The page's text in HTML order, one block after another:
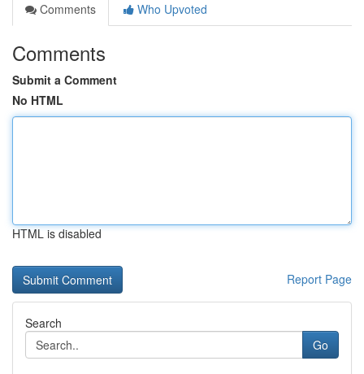
Comments
Who Upvoted
Comments
Submit a Comment
No HTML
HTML is disabled
Report Page
Search
Go